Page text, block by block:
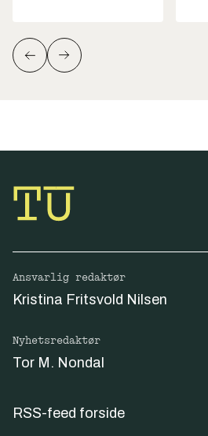
Ansvarlig redaktør
Kristina Fritsvold Nilsen
Nyhetsredaktør
Tor M. Nondal
RSS-feed forside